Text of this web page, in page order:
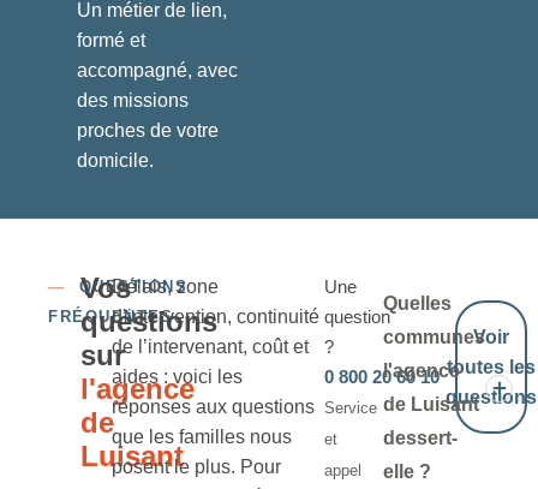
Un métier de lien,
formé et
accompagné, avec
des missions
proches de votre
domicile.
— QUESTIONS
FRÉQUENTES
Vos
questions
sur
l'agence
de
Luisant
Délais, zone
d’intervention, continuité
de l’intervenant, coût et
aides : voici les
réponses aux questions
que les familles nous
posent le plus. Pour
Une
question
?
0 800 20 60 10
Service
et
appel
Voir
toutes les
questions
Quelles
communes
l'agence
de Luisant
dessert-
elle ?